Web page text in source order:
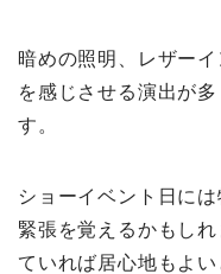
暗めの照明、レザー
を感じさせる演出が
す。
ショーイベント日に
緊張を覚えるかもし
ていれば居心地もよい